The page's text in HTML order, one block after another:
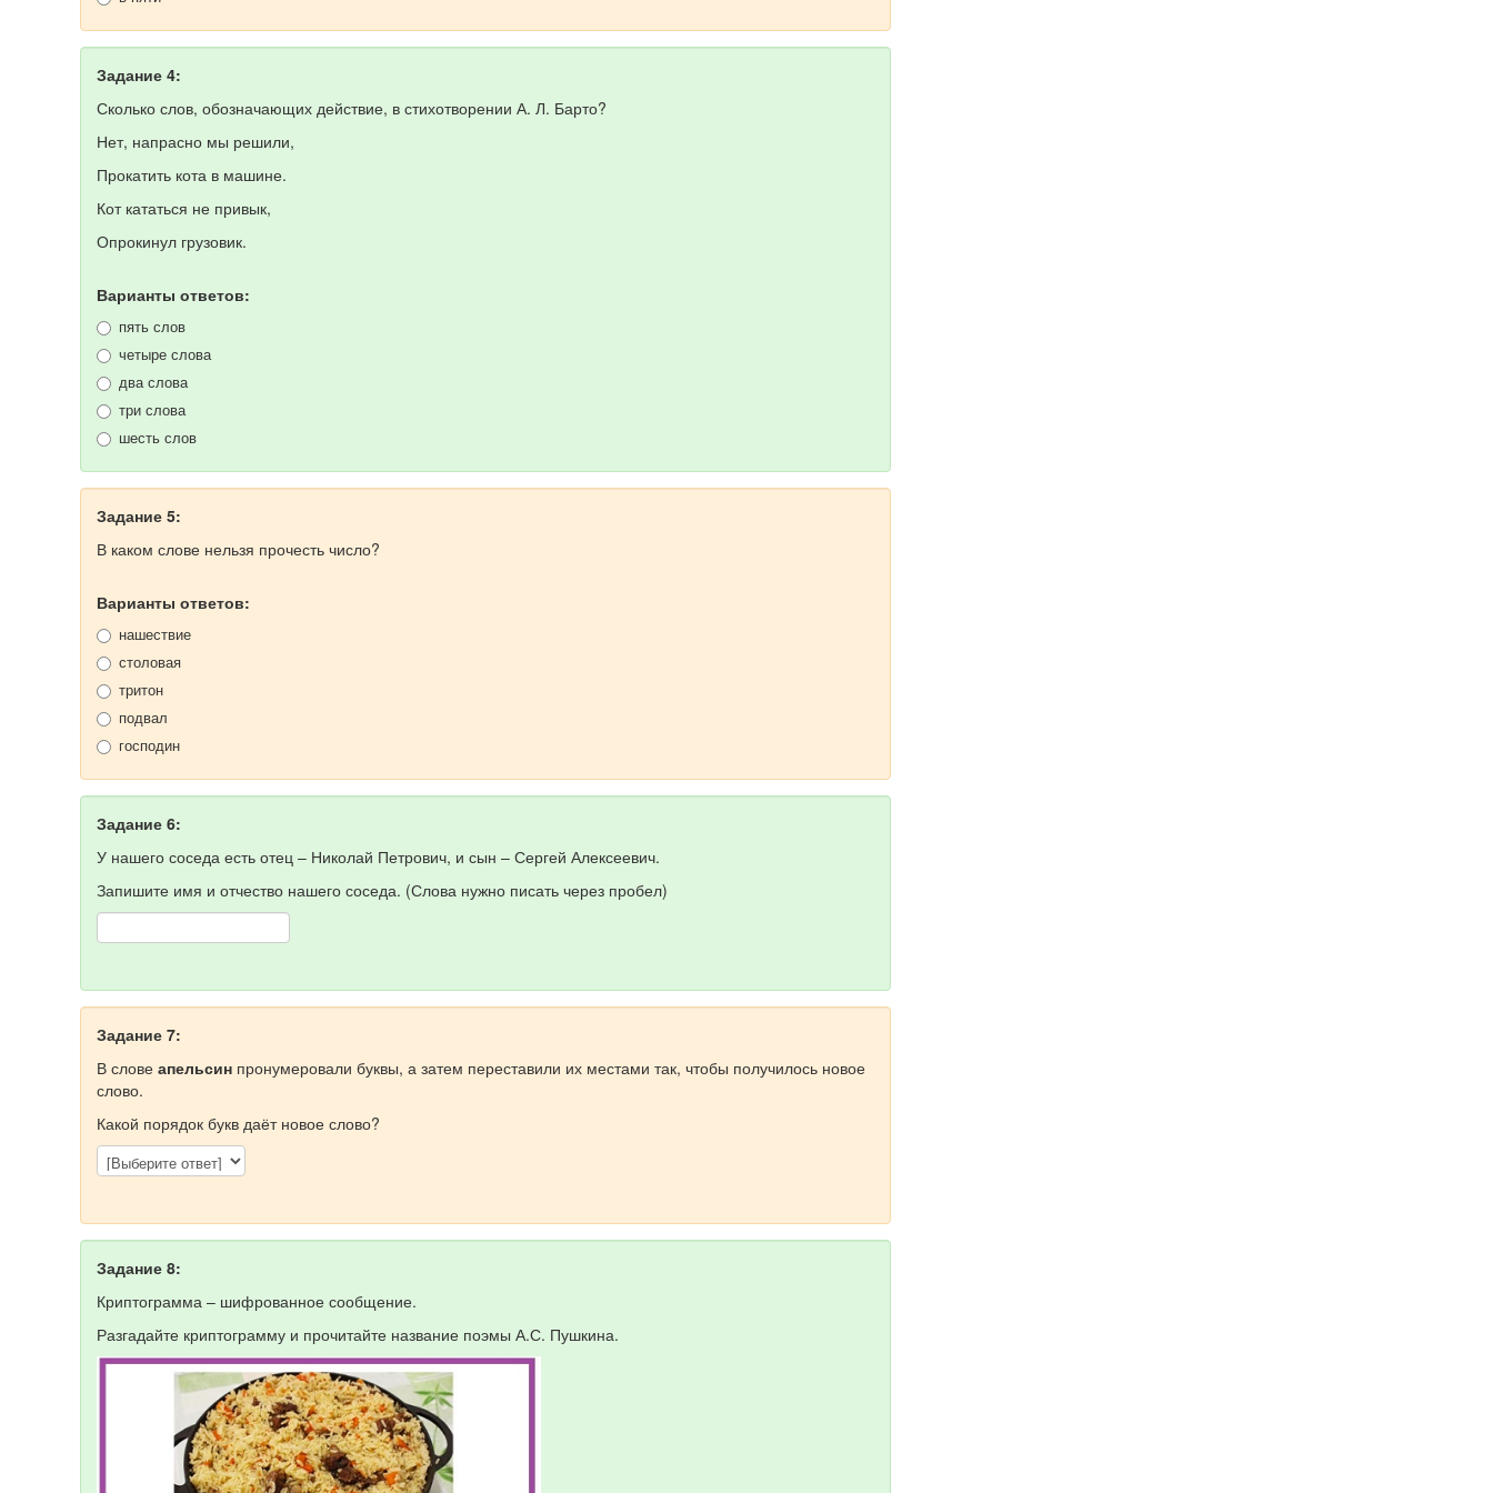
Задание 4:
Сколько слов, обозначающих действие, в стихотворении А. Л. Барто?
Нет, напрасно мы решили,
Прокатить кота в машине.
Кот кататься не привык,
Опрокинул грузовик.
Варианты ответов:
пять слов
четыре слова
два слова
три слова
шесть слов
Задание 5:
В каком слове нельзя прочесть число?
Варианты ответов:
нашествие
столовая
тритон
подвал
господин
Задание 6:
У нашего соседа есть отец – Николай Петрович, и сын – Сергей Алексеевич.
Запишите имя и отчество нашего соседа. (Слова нужно писать через пробел)
Задание 7:
В слове апельсин пронумеровали буквы, а затем переставили их местами так, чтобы получилось новое
слово.
Какой порядок букв даёт новое слово?
Задание 8:
Криптограмма – шифрованное сообщение.
Разгадайте криптограмму и прочитайте название поэмы А.С. Пушкина.